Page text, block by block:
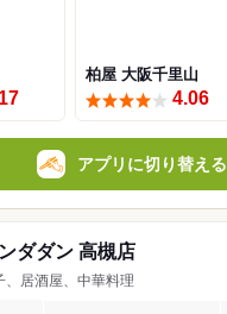
柏屋 大阪千里山
4.06
アプリに切り替える
ダダン 高槻店
、居酒屋、中華料理